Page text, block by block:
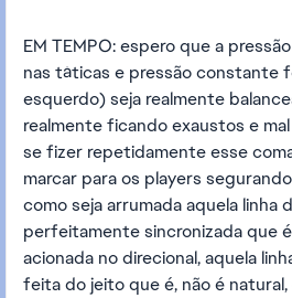
EM TEMPO: espero que a
nas táticas e pressão constante
esquerdo) seja realmente
realmente ficando exaustos e
se fizer repetidamente esse
marcar para os players
como seja arrumada aquela linha
perfeitamente sincronizada que
acionada no direcional, aquela
feita do jeito que é, não é natural,